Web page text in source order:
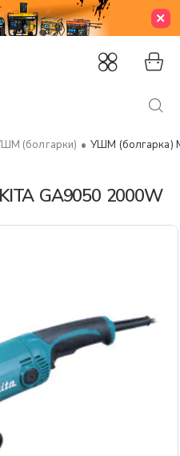
GA9050 2000W
(болгарки) УШМ (болгарка)